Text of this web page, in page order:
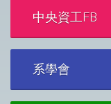
中央資工FB
系學會